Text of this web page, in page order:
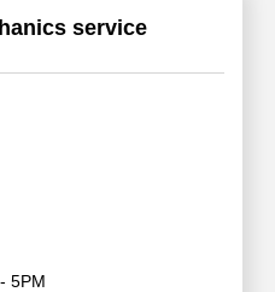
service
5PM